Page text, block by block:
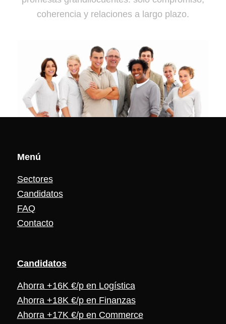
coherencia y relaciones a largo plazo.
Menú
Sectores
Candidatos
FAQ
Contacto
Candidatos
Ahorra +16K €/p en Logística
Ahorra +18K €/p en Finanzas
Ahorra +17K €/p en Commerce